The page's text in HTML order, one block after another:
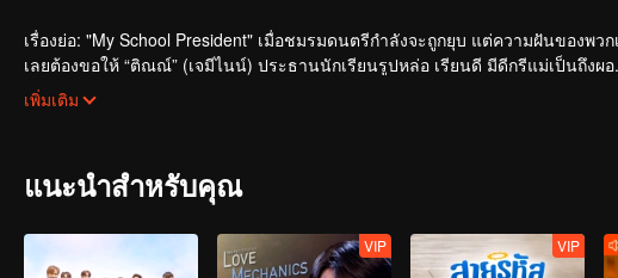
เรื่องย่อ: "My School President" เมื่อชมรมดนตรีกำลังจะถูกยุบ แต่ความฝันของพ
เลยต้องขอให้ “ติณณ์” (เจมีไนน์) ประธานนักเรียนรูปหล่อ เรียนดี มีดีกรีแม่เป็นถึง
ตำแหน่งเป็นคนที่เขาแอบชอบมาตั้งนาน งานนี้ติณณ์เลยต้องช่วยกันต์ให้ชนะการป
เพิ่มเติม
แนะนำสำหรับคุณ
VIP VIP